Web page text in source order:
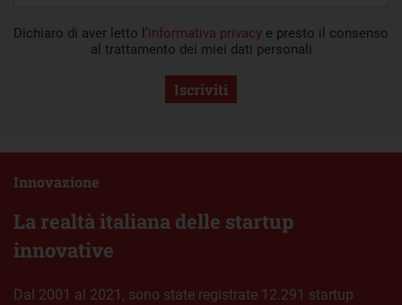
Dichiaro di aver letto l’informativa privacy e presto il consenso
al trattamento dei miei dati personali
Iscriviti
La realtà italiana delle startup
innovative
Innovazione
Dal 2001 al 2021, sono state registrate 12.291 startup